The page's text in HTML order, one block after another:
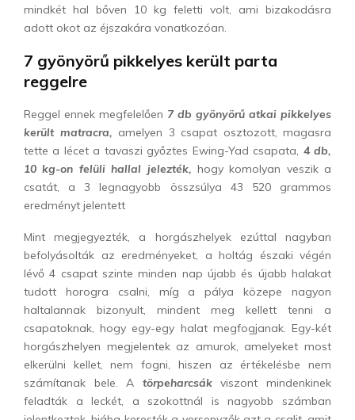
mindkét hal bőven 10 kg feletti volt, ami bizakodásra
adott okot az éjszakára vonatkozóan.
7 gyönyörű pikkelyes került parta
reggelre
Reggel ennek megfelelően 7 db gyönyörű atkai pikkelyes
került matracra, amelyen 3 csapat osztozott, magasra
tette a lécet a tavaszi győztes Ewing-Yad csapata, 4 db,
10 kg-on felüli hallal jelezték, hogy komolyan veszik a
csatát, a 3 legnagyobb összsúlya 43 520 grammos
eredményt jelentett
Mint megjegyezték, a horgászhelyek ezúttal nagyban
befolyásolták az eredményeket, a holtág északi végén
lévő 4 csapat szinte minden nap újabb és újabb halakat
tudott horogra csalni, míg a pálya közepe nagyon
haltalannak bizonyult, mindent meg kellett tenni a
csapatoknak, hogy egy-egy halat megfogjanak. Egy-két
horgászhelyen megjelentek az amurok, amelyeket most
elkerülni kellet, nem fogni, hiszen az értékelésbe nem
számítanak bele. A törpeharcsák viszont mindenkinek
feladták a leckét, a szokottnál is nagyobb számban